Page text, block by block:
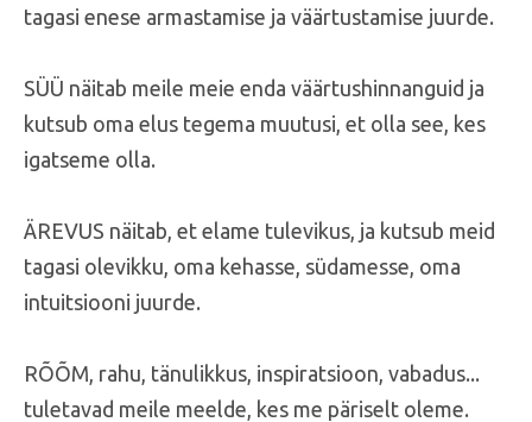
tagasi enese armastamise ja väärtustamise juurde.
SÜÜ näitab meile meie enda väärtushinnanguid ja
kutsub oma elus tegema muutusi, et olla see, kes
igatseme olla.
ÄREVUS näitab, et elame tulevikus, ja kutsub meid
tagasi olevikku, oma kehasse, südamesse, oma
intuitsiooni juurde.
RÕÕM, rahu, tänulikkus, inspiratsioon, vabadus...
tuletavad meile meelde, kes me päriselt oleme.